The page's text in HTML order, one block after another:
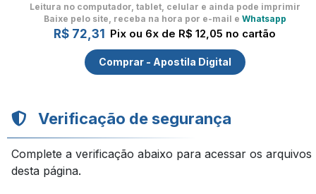
Leitura no computador, tablet, celular e ainda pode imprimir
Baixe pelo site, receba na hora por e-mail e Whatsapp
R$ 72,31 Pix ou 6x de R$ 12,05 no cartão
Comprar - Apostila Digital
Verificação de segurança
Complete a verificação abaixo para acessar os arquivos
desta página.